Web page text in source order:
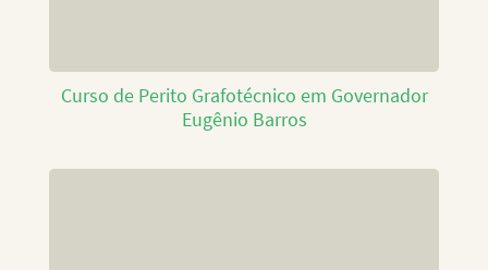
Curso de Perito Grafotécnico em Governador
Eugênio Barros